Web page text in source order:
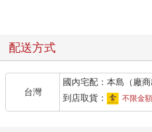
配送方式
台灣
國內宅配：本島（廠商
到店取貨：
不限金